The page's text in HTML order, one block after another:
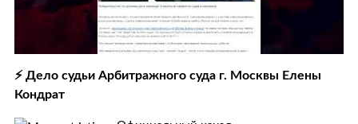
⚡️ Дело судьи Арбитражного суда г. Москвы Елены
Кондрат